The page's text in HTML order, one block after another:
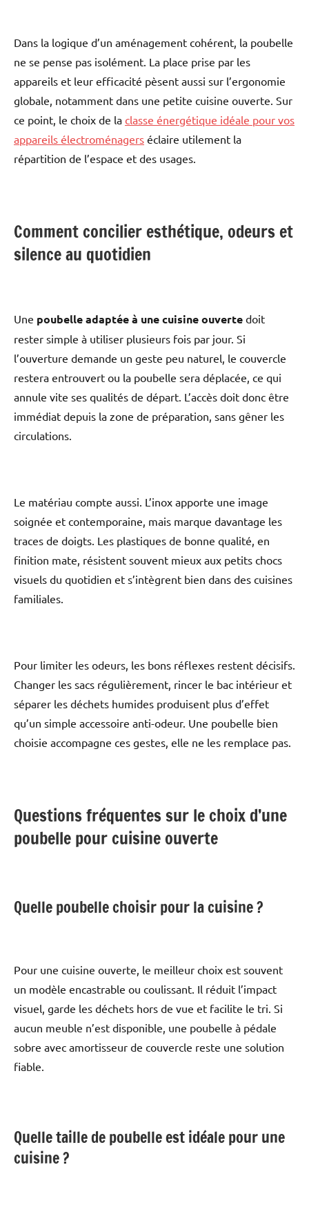
Dans la logique d’un aménagement cohérent, la poubelle
ne se pense pas isolément. La place prise par les
appareils et leur efficacité pèsent aussi sur l’ergonomie
globale, notamment dans une petite cuisine ouverte. Sur
ce point, le choix de la classe énergétique idéale pour vos
appareils électroménagers éclaire utilement la
répartition de l’espace et des usages.
Comment concilier esthétique, odeurs et
silence au quotidien
Une poubelle adaptée à une cuisine ouverte doit
rester simple à utiliser plusieurs fois par jour. Si
l’ouverture demande un geste peu naturel, le couvercle
restera entrouvert ou la poubelle sera déplacée, ce qui
annule vite ses qualités de départ. L’accès doit donc être
immédiat depuis la zone de préparation, sans gêner les
circulations.
Le matériau compte aussi. L’inox apporte une image
soignée et contemporaine, mais marque davantage les
traces de doigts. Les plastiques de bonne qualité, en
finition mate, résistent souvent mieux aux petits chocs
visuels du quotidien et s’intègrent bien dans des cuisines
familiales.
Pour limiter les odeurs, les bons réflexes restent décisifs.
Changer les sacs régulièrement, rincer le bac intérieur et
séparer les déchets humides produisent plus d’effet
qu’un simple accessoire anti-odeur. Une poubelle bien
choisie accompagne ces gestes, elle ne les remplace pas.
Questions fréquentes sur le choix d’une
poubelle pour cuisine ouverte
Quelle poubelle choisir pour la cuisine ?
Pour une cuisine ouverte, le meilleur choix est souvent
un modèle encastrable ou coulissant. Il réduit l’impact
visuel, garde les déchets hors de vue et facilite le tri. Si
aucun meuble n’est disponible, une poubelle à pédale
sobre avec amortisseur de couvercle reste une solution
fiable.
Quelle taille de poubelle est idéale pour une
cuisine ?